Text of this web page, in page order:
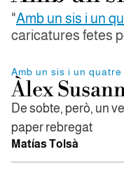
"Amb un sis i un
caricatures fetes
Amb un sis i un quatre
Àlex
De sobte, però, un
paper rebregat
Matías Tolsà